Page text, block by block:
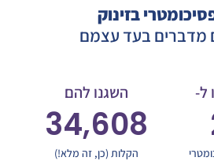
בזינוק
מדברים בעד עצמם
השגנו להם
הקלות (כן, זה מלא!)
34,608